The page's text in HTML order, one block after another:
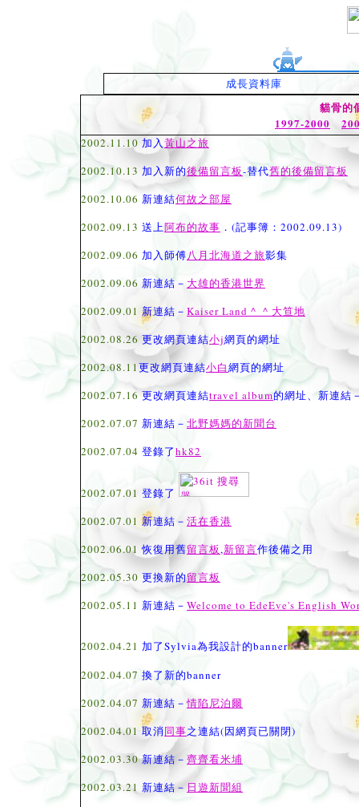
成長資料庫
貓骨的
1997-2000
2002.11.10 加入黃山之旅
2002.10.13 加入新的後備留言板-替代舊的後備留言板
2002.10.06 新連結何故之部屋
2002.09.13 送上阿布的故事 ．(記事簿：2002.09.13)
2002.09.06 加入師傅八月北海道之旅影集
2002.09.06 新連結－ 大雄的香港世界
2002.09.01 新連結－ Kaiser Land ^_^ 大笪地
2002.08.26 更改網頁連結小j網頁的網址
2002.08.11更改網頁連結小白網頁的網址
2002.07.16更改網頁連結travel album的網址、新連結
2002.07.07 新連結－ 北野媽媽的新聞台
2002.07.04 登錄了hk82
2002.07.01 登錄了
2002.07.01新連結－ 活在香港
2002.06.01恢復用舊留言板,新留言作後備之用
2002.05.30 更換新的留言板
2002.05.11 新連結－ Welcome to EdeEve's English
2002.04.21 加了Sylvia為我設計的banner
2002.04.07 換了新的banner
2002.04.07 新連結－情陷尼泊爾
2002.04.01 取消同事之連結(因網頁已關閉)
2002.03.30新連結－ 齊齊看米埔
2002.03.21 新連結－ 日遊新聞組